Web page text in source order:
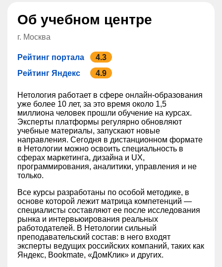
Об учебном центре
г. Москва
Рейтинг портала
4.3
Рейтинг Яндекс
4.9
Нетология работает в сфере онлайн-образования
уже более 10 лет, за это время около 1,5
миллиона человек прошли обучение на курсах.
Эксперты платформы регулярно обновляют
учебные материалы, запускают новые
направления. Сегодня в дистанционном формате
в Нетологии можно освоить специальность в
сферах маркетинга, дизайна и UX,
программирования, аналитики, управления и не
только.
Все курсы разработаны по особой методике, в
основе которой лежит матрица компетенций —
специалисты составляют ее после исследования
рынка и интервьюирования реальных
работодателей. В Нетологии сильный
преподавательский состав: в него входят
эксперты ведущих российских компаний, таких как
Яндекс, Bookmate, «‎ДомКлик»‎ и других.